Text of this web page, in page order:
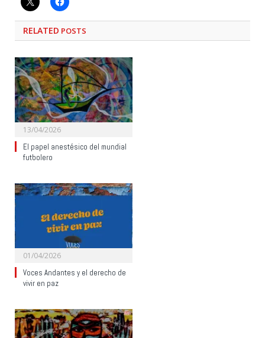
RELATED POSTS
13/04/2026
El papel anestésico del mundial
futbolero
01/04/2026
Voces Andantes y el derecho de
vivir en paz